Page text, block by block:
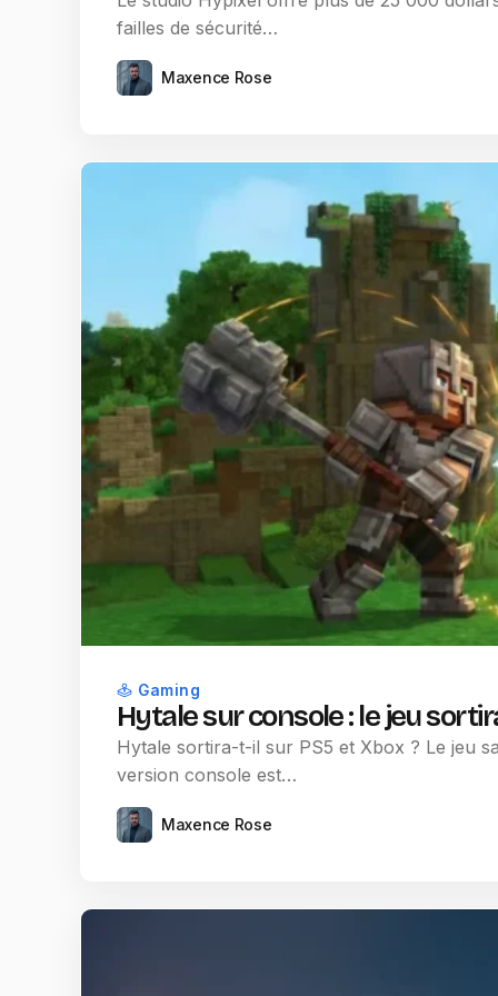
failles de sécurité…
Maxence Rose
Gaming
Hytale sur console : le jeu
Hytale sortira-t-il sur PS5 et Xbox ? Le jeu
version console est…
Maxence Rose